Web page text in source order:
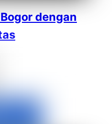
dengan